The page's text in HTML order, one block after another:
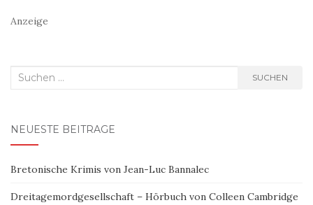
Anzeige
Suchen
SUCHEN
NEUESTE BEITRÄGE
Bretonische Krimis von Jean-Luc Bannalec
Dreitagemordgesellschaft – Hörbuch von Colleen Cambridge